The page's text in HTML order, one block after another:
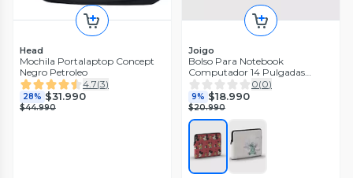
Head
Mochila Portalaptop Concept
Negro Petroleo
4.7(3)
28% $31.990
$44.990
Joigo
Bolso Para Notebook
Computador 14 Pulgadas
Disney
0(0)
9% $18.990
$20.990